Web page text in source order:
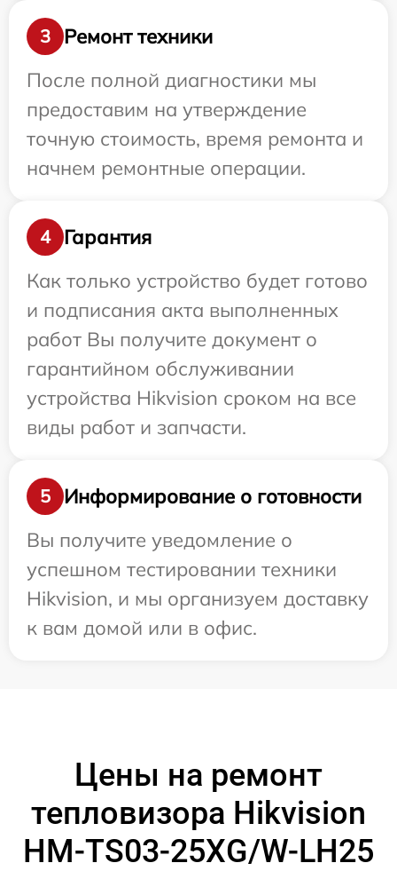
3
Ремонт техники
После полной диагностики мы
предоставим на утверждение
точную стоимость, время ремонта и
начнем ремонтные операции.
4
Гарантия
Как только устройство будет готово
и подписания акта выполненных
работ Вы получите документ о
гарантийном обслуживании
устройства Hikvision сроком на все
виды работ и запчасти.
5
Информирование о готовности
Вы получите уведомление о
успешном тестировании техники
Hikvision, и мы организуем доставку
к вам домой или в офис.
Цены на ремонт
тепловизора Hikvision
HM-TS03-25XG/W-LH25